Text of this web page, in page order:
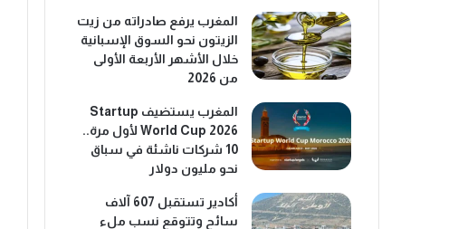
المغرب يرفع صادراته من زيت
الزيتون نحو السوق الإسبانية
خلال الأشهر الأربعة الأولى
من 2026
المغرب يستضيف Startup
World Cup 2026 لأول مرة..
10 شركات ناشئة في سباق
نحو مليون دولار
أكادير تستقبل 607 آلاف
سائح وتتوقع نسب ملء